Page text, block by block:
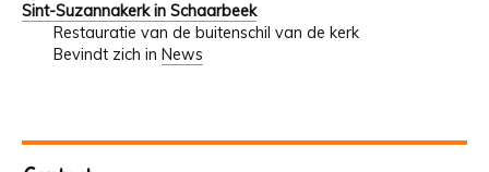
Sint-Suzannakerk in Schaarbeek
Restauratie van de buitenschil van de kerk
Bevindt zich in News